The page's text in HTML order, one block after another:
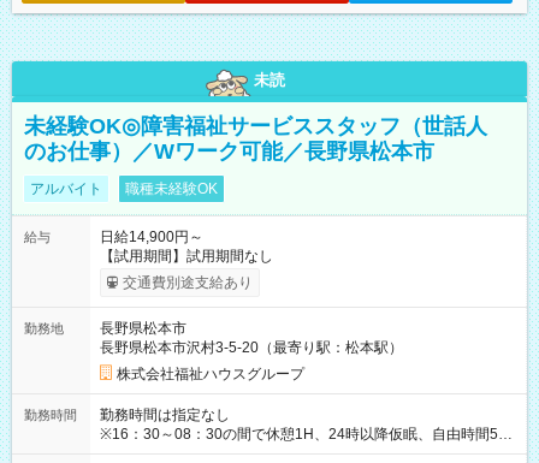
未読
未経験OK◎障害福祉サービススタッフ（世話人
のお仕事）／Wワーク可能／長野県松本市
アルバイト 職種未経験OK
給与
日給14,900円～
【試用期間】試用期間なし
交通費別途支給あり
勤務地
長野県松本市
長野県松本市沢村3-5-20（最寄り駅：松本駅）
株式会社福祉ハウスグループ
勤務時間
勤務時間は指定なし
※16：30～08：30の間で休憩1H、24時以降仮眠、自由時間5H
※毎月シフトを組みますので、ご希望をお伝えください。 (週